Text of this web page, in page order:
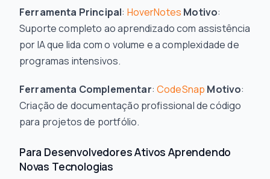
Ferramenta Principal: HoverNotes Motivo:
Suporte completo ao aprendizado com assistência
por IA que lida com o volume e a complexidade de
programas intensivos.
Ferramenta Complementar:CodeSnap Motivo:
Criação de documentação profissional de código
para projetos de portfólio.
Para Desenvolvedores Ativos Aprendendo
Novas Tecnologias